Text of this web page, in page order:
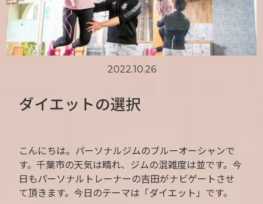
2022.10.26
ダイエットの選択
こんにちは。パーソナルジムのブルーオーシャンで
す。千葉市の天気は晴れ、ジムの混雑度は並です。今
日もパーソナルトレーナーの吉田がナビゲートさせ
て頂きます。今日のテーマは「ダイエット」です。